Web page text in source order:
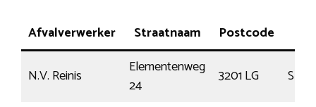
Afvalverwerker Straatnaam Postcode
N.V. Reinis
Elementenweg
24
3201 LG